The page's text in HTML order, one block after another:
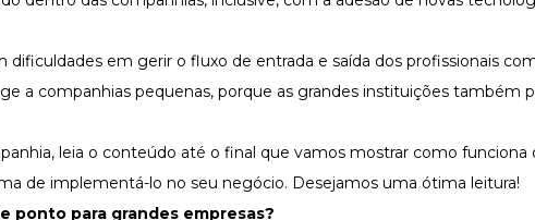
em gerir o fluxo de entrada e saída dos profissionais
a companhias pequenas, porque as grandes instituições também
leia o conteúdo até o final que vamos mostrar como funciona
de implementá-lo no seu negócio. Desejamos uma ótima leitura!
ponto para grandes empresas?